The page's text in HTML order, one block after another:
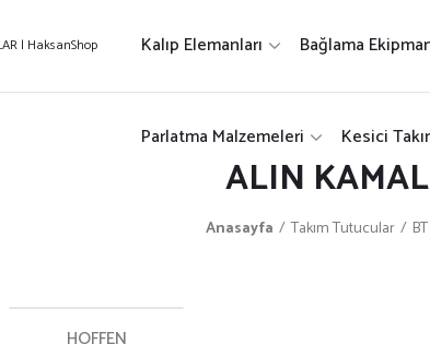
Kalıp Elemanları Bağlama
Parlatma Malzemeleri Kesici
ALIN
Anasayfa Takım Tutucular
HOFFEN